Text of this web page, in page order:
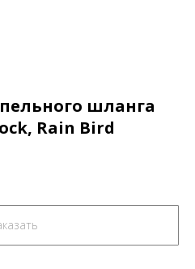
шланга
Rain Bird